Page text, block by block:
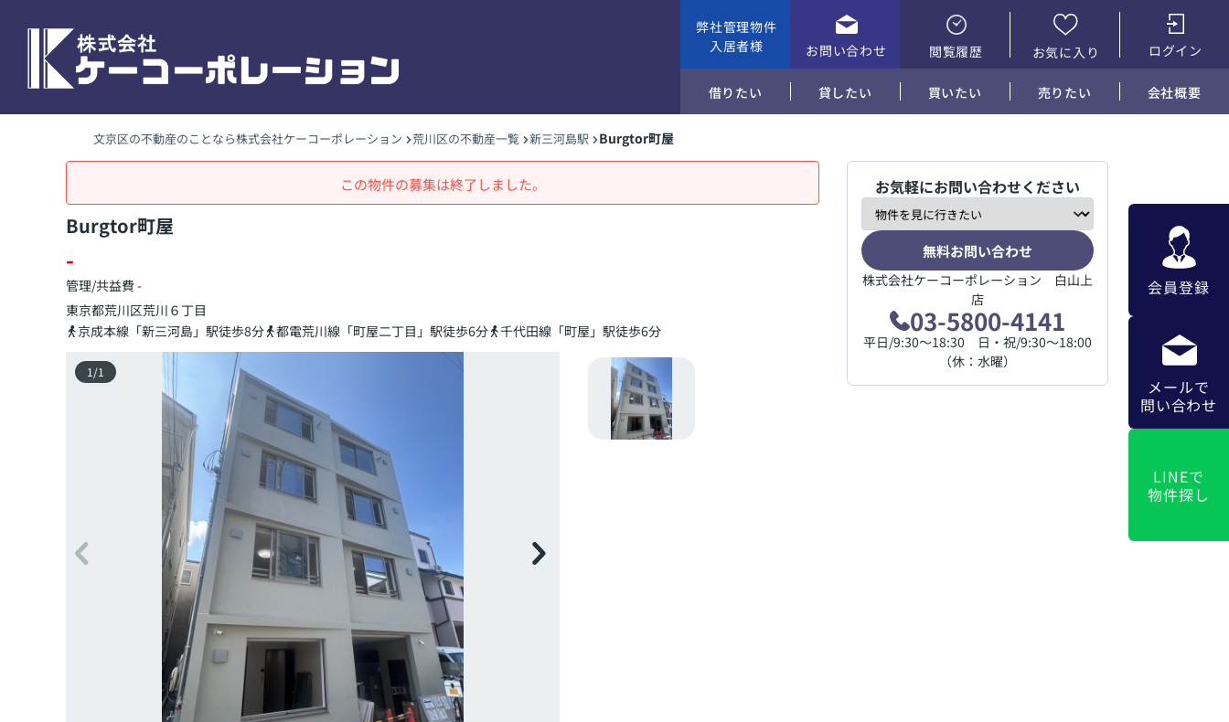
弊社管理物件
入居者様
お問い合わせ 閲覧履歴 お気に入り ログイン
借りたい 貸したい 買いたい 売りたい 会社概要
会員登録
メールで
問い合わせ
LINEで
物件探し
文京区の不動産のことなら株式会社ケーコーポレーション 荒川区の不動産一覧 新三河島駅 Burgtor町屋
この物件の募集は終了しました。
Burgtor町屋
-
管理/共益費 -
東京都荒川区荒川 ６丁目
京成本線「新三河島」駅徒歩8分
都電荒川線「町屋二丁目」駅徒歩6分 千代田線「町屋」駅徒歩6分
1 /1
お気軽にお問い合わせください
無料お問い合わせ
株式会社ケーコーポレーション 白山上
店
03-5800-4141
平日/9:30～18:30 日・祝/9:30～18:00
（休：水曜）